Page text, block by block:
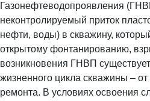
Газонефтеводопроявления
неконтролируемый приток
нефти, воды) в скважину,
открытому фонтанированию,
возникновения ГНВП
жизненного цикла скважины –
ремонта. В условиях освоения